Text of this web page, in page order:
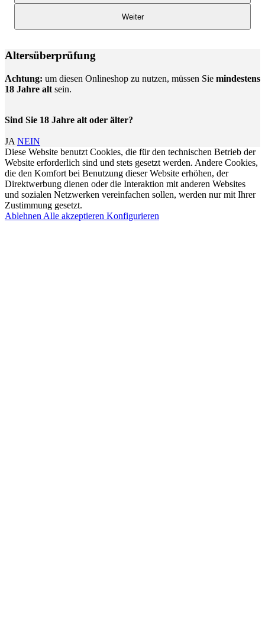
Weiter
Altersüberprüfung
Achtung: um diesen Onlineshop zu nutzen, müssen Sie mindestens
18 Jahre alt sein.
Sind Sie 18 Jahre alt oder älter?
JA NEIN
Diese Website benutzt Cookies, die für den technischen Betrieb der
Website erforderlich sind und stets gesetzt werden. Andere Cookies,
die den Komfort bei Benutzung dieser Website erhöhen, der
Direktwerbung dienen oder die Interaktion mit anderen Websites
und sozialen Netzwerken vereinfachen sollen, werden nur mit Ihrer
Zustimmung gesetzt.
Ablehnen Alle akzeptieren Konfigurieren